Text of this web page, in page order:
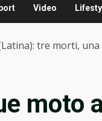
Video
tre morti,
moto